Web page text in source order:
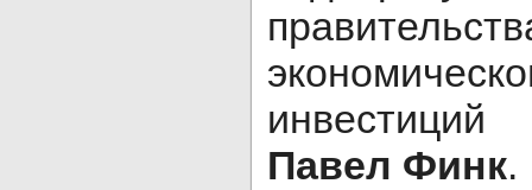
инвестиций
Павел Финк.